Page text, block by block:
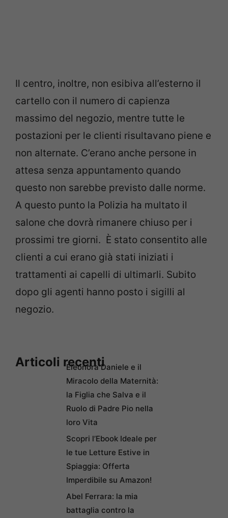
Il centro, inoltre, non esibiva all’esterno il
cartello con il numero di capienza
massimo del negozio, mentre tutte le
postazioni per le clienti risultavano piene e
non alternate. C’erano anche persone in
attesa senza appuntamento quando
questo non sarebbe previsto dalle norme.
A questo punto la Polizia ha multato il
salone che dovrà rimanere chiuso per i
prossimi tre giorni. È stato consentito alle
clienti a cui erano già stati iniziati i
trattamenti ai capelli di ultimarli. Subito
dopo gli agenti hanno posto i sigilli al
negozio.
Articoli recentiEleonora Daniele e il
Miracolo della Maternità:
la Figlia che Salva e il
Ruolo di Padre Pio nella
loro Vita
Scopri l’Ebook Ideale per
le tue Letture Estive in
Spiaggia: Offerta
Imperdibile su Amazon!
Abel Ferrara: la mia
battaglia contro la